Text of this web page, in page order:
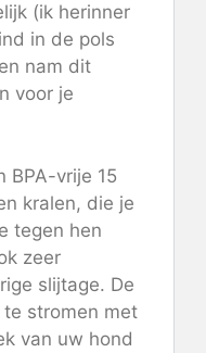
(ik herinner
in de pols
nam dit
voor je
BPA-vrije 15
kralen, die je
tegen hen
zeer
slijtage. De
stromen met
van uw hond